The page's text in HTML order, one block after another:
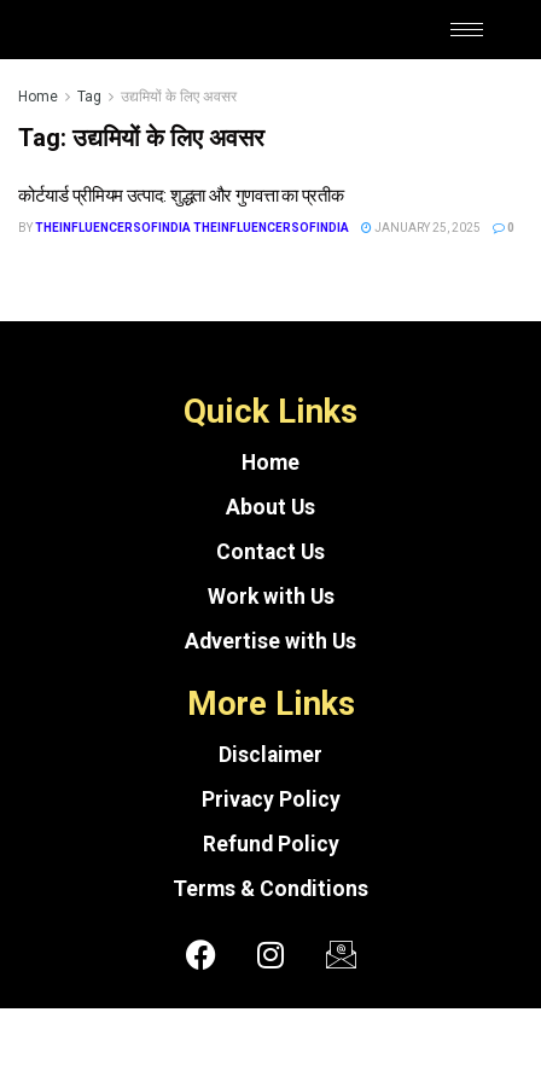
Home Tag उद्यमियों के लिए अवसर
Tag:उद्यमियों के लिए अवसर
कोर्टयार्ड प्रीमियम उत्पाद: शुद्धता और गुणवत्ता का प्रतीक
BYTHEINFLUENCERSOFINDIA THEINFLUENCERSOFINDIA JANUARY 25, 2025 0
Quick Links
Home
About Us
Contact Us
Work with Us
Advertise with Us
More Links
Disclaimer
Privacy Policy
Refund Policy
Terms & Conditions